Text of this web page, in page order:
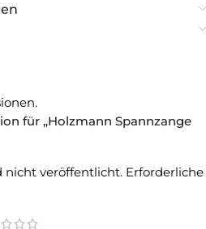
für „Holzmann Spannzange
nicht veröffentlicht. Erforderliche